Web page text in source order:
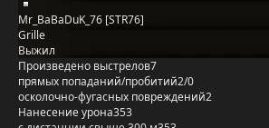
Mr_BaBaDuK_76 [STR76]
Grille
Выжил
Произведено выстрелов7
прямых попаданий/пробитий2/0
осколочно-фугасных повреждений2
Нанесение урона353